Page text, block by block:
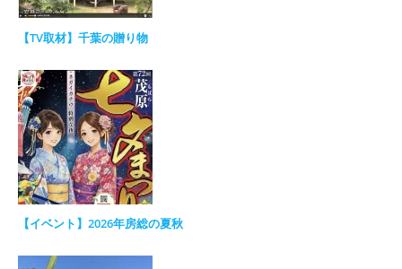
【TV取材】千葉の贈り物
【イベント】2026年房総の夏秋